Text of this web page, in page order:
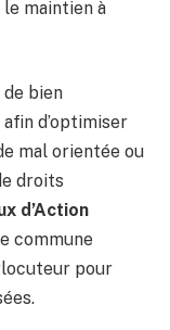
maintien à
bien
d’optimiser
mal orientée ou
droits
d’Action
commune
pour